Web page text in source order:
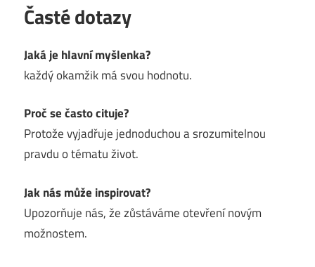
Časté dotazy
Jaká je hlavní myšlenka?
každý okamžik má svou hodnotu.
Proč se často cituje?
Protože vyjadřuje jednoduchou a srozumitelnou
pravdu o tématu život.
Jak nás může inspirovat?
Upozorňuje nás, že zůstáváme otevření novým
možnostem.